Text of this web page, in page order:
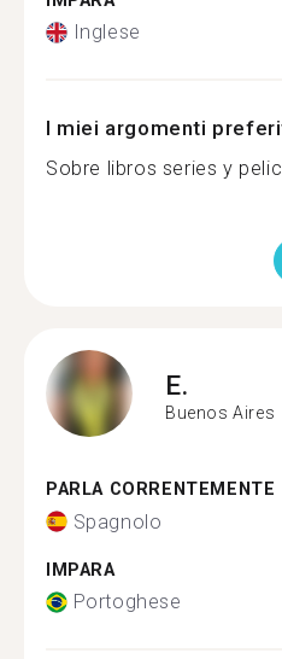
Inglese
I miei argomenti
Sobre libros series y
E.
Buenos Aires
PARLA CORRENTEMENTE
Spagnolo
IMPARA
Portoghese